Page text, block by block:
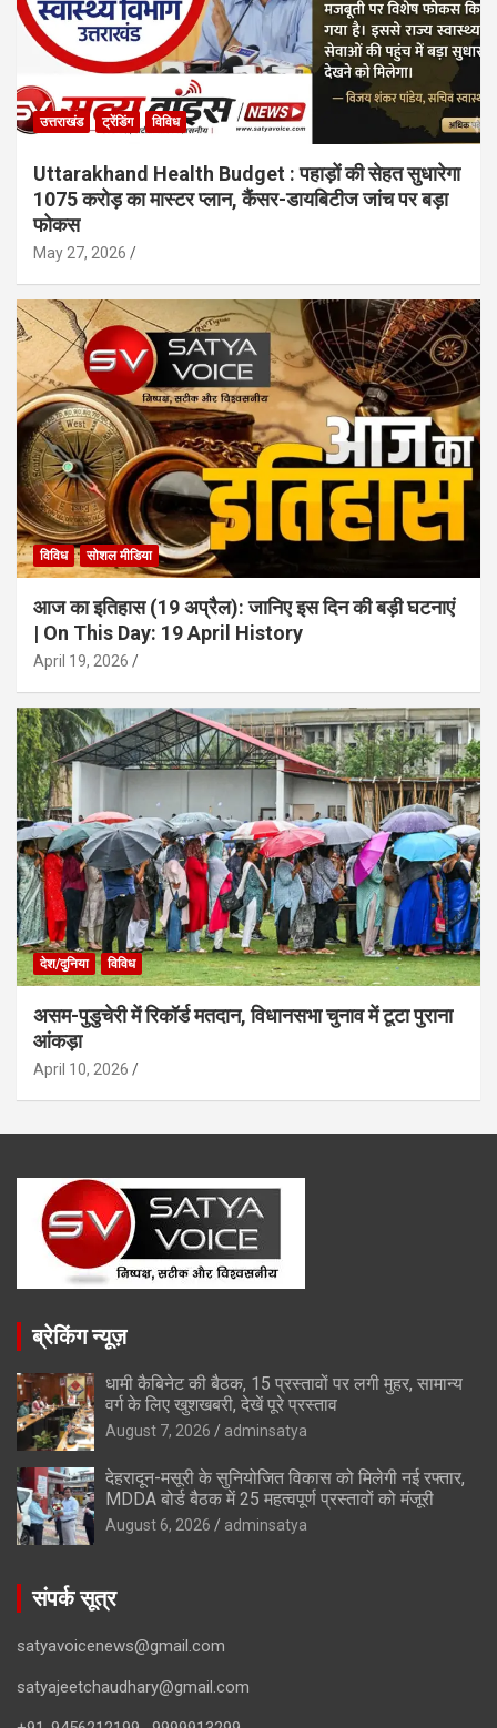
उत्तराखंड ट्रेंडिंग विविध
Uttarakhand Health Budget : पहाड़ों की सेहत सुधारेगा
1075 करोड़ का मास्टर प्लान, कैंसर-डायबिटीज जांच पर बड़ा
फोकस
May 27, 2026
विविध सोशल मीडिया
आज का इतिहास (19 अप्रैल): जानिए इस दिन की बड़ी घटनाएं
| On This Day: 19 April History
April 19, 2026
देश/दुनिया विविध
असम-पुडुचेरी में रिकॉर्ड मतदान, विधानसभा चुनाव में टूटा पुराना
आंकड़ा
April 10, 2026
ब्रेकिंग न्यूज़
धामी कैबिनेट की बैठक, 15 प्रस्तावों पर लगी मुहर, सामान्य
वर्ग के लिए खुशखबरी, देखें पूरे प्रस्ताव
August 7, 2026 adminsatya
देहरादून-मसूरी के सुनियोजित विकास को मिलेगी नई रफ्तार,
MDDA बोर्ड बैठक में 25 महत्वपूर्ण प्रस्तावों को मंजूरी
August 6, 2026 adminsatya
संपर्क सूत्र
satyavoicenews@gmail.com
satyajeetchaudhary@gmail.com